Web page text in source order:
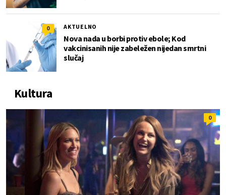
0 AKTUELNO
Nova nada u borbi protiv ebole; Kod
vakcinisanih nije zabeležen nijedan smrtni
slučaj
Kultura
0